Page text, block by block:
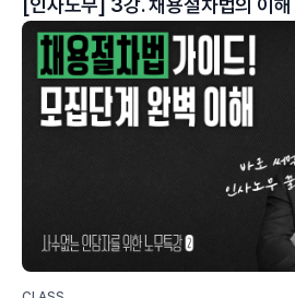
[인사노무] 3강. 채용절차법의 이해